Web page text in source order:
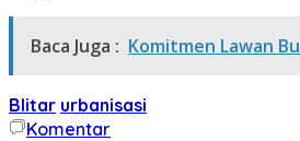
Baca Juga : Komitmen Lawan
Blitar urbanisasi
Komentar